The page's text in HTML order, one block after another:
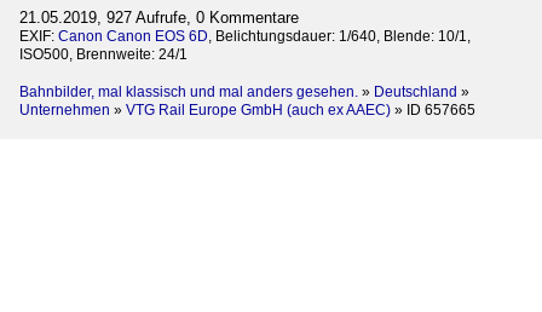
21.05.2019, 927 Aufrufe, 0 Kommentare
EXIF: Canon Canon EOS 6D, Belichtungsdauer: 1/640, Blende: 10/1,
ISO500, Brennweite: 24/1
Bahnbilder, mal klassisch und mal anders gesehen. » Deutschland »
Unternehmen » VTG Rail Europe GmbH (auch ex AAEC) » ID 657665